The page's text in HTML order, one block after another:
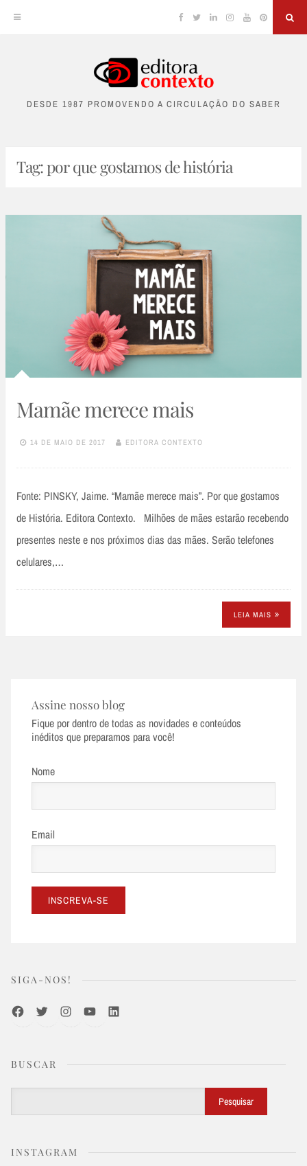
content
Facebook
TwitterLinkedinInstagram
YouTubePinterest
DESDE 1987 PROMOVENDO A CIRCULAÇÃO DO SABER
Tag:por que gostamos de história
Mamãe merece mais
14 DE MAIO DE 2017 EDITORA CONTEXTO
Fonte: PINSKY, Jaime. “Mamãe merece mais”. Por que gostamos
de História. Editora Contexto. Milhões de mães estarão recebendo
presentes neste e nos próximos dias das mães. Serão telefones
celulares,…
LEIA MAIS
Assine nosso blog
Fique por dentro de todas as novidades e conteúdos
inéditos que preparamos para você!
Nome
Email
SIGA-NOS!
FacebookTwitterInstagramYoutubeLinkedIn
BUSCAR
Pesquisar
INSTAGRAM